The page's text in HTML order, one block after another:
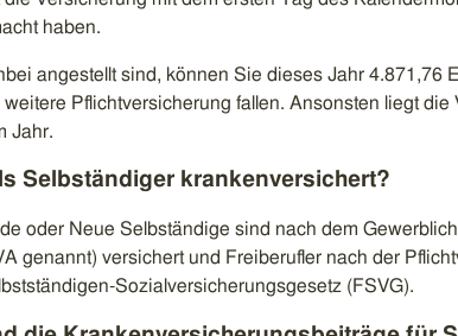
haben.
angestellt sind, können Sie dieses Jahr 4.871,76
Pflichtversicherung fallen. Ansonsten liegt die
Jahr.
Selbständiger krankenversichert?
oder Neue Selbständige sind nach dem
genannt) versichert und Freiberufler nach der
Sozialversicherungsgesetz (FSVG).